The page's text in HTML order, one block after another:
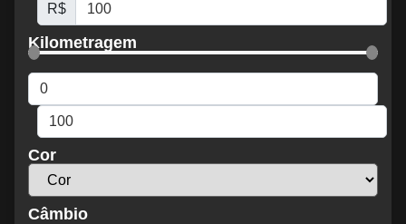
R$
Kilometragem
Cor
Câmbio